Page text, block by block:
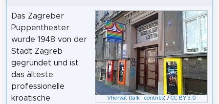
Vhorvat(talk· contribs) / CC BY 3.0
Das Zagreber
Puppentheater
wurde 1948 von der
Stadt Zagreb
gegründet und ist
das älteste
professionelle
kroatische